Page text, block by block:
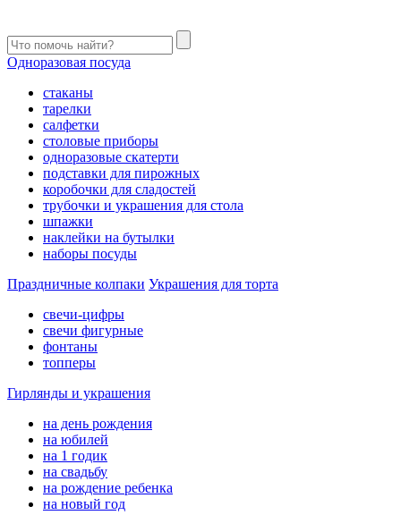
Одноразовая посуда
стаканы
тарелки
салфетки
столовые приборы
одноразовые скатерти
подставки для пирожных
коробочки для сладостей
трубочки и украшения для стола
шпажки
наклейки на бутылки
наборы посуды
Праздничные колпаки Украшения для торта
свечи-цифры
свечи фигурные
фонтаны
топперы
Гирлянды и украшения
на день рождения
на юбилей
на 1 годик
на свадьбу
на рождение ребенка
на новый год